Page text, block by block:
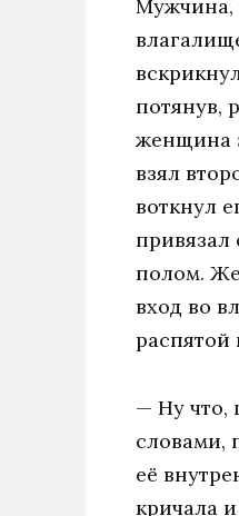
Мужчина,
потянув,
женщина
взял
воткнул
привязал
полом.
вход во
распятой
— Ну что,
словами,
её
кричала